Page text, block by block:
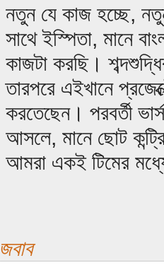
নতুন যে কাজ হচ্ছে,
সাথে ইস্পিতা, মানে
কাজটা করছি।
তারপরে এইখানে
করতেছেন। পরবর্তী
আসলে, মানে ছোট
আমরা একই টিমের
জবাব